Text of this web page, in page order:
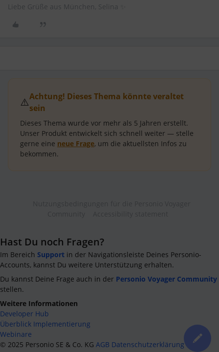
Liebe Grüße aus München, Selina ✨
⚠️Achtung! Dieses Thema könnte veraltet
sein
Dieses Thema wurde vor mehr als 5 Jahren erstellt.
Unser Produkt entwickelt sich schnell weiter — stelle
gerne eine neue Frage, um die aktuellsten Infos zu
bekommen.
Hast Du noch Fragen?
Im Bereich Support in der Navigationsleiste Deines Personio-
Accounts, kannst Du weitere Unterstützung erhalten.
Du kannst Deine Frage auch in der Personio Voyager Community
stellen.
Weitere Informationen
Developer Hub
Überblick Implementierung
Webinare
© 2025 Personio SE & Co. KG AGB Datenschutzerklärung